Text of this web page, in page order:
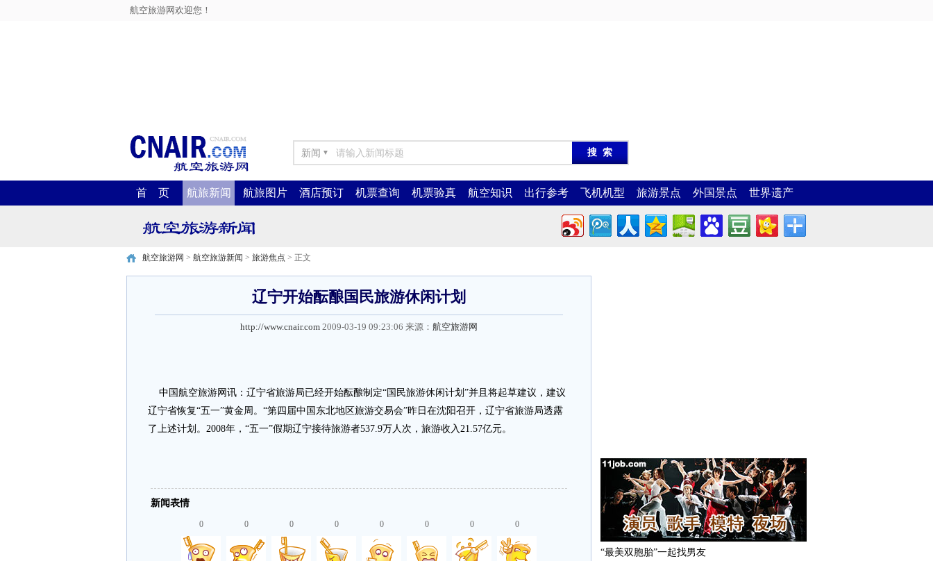
航空旅游网欢迎您！
新闻 ▼
首 页 航旅新闻 航旅图片 酒店预订 机票查询 机票验真 航空知识 出行参考 飞机机型 旅游景点 外国景点 世界遗产
航空旅游网 > 航空旅游新闻 > 旅游焦点 > 正文
辽宁开始酝酿国民旅游休闲计划
http://www.cnair.com 2009-03-19 09:23:06 来源： 航空旅游网
中国航空旅游网讯：辽宁省旅游局已经开始酝酿制定“国民旅游休闲计划”并且将起草建议，建议
辽宁省恢复“五一”黄金周。“第四届中国东北地区旅游交易会”昨日在沈阳召开，辽宁省旅游局透露
了上述计划。2008年，“五一”假期辽宁接待旅游者537.9万人次，旅游收入21.57亿元。
新闻表情
0 0 0 0 0 0 0 0